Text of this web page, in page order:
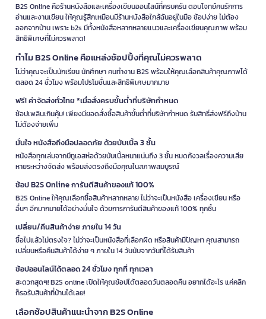
B2S Online คือร้านหนังสือและเครื่องเขียนออนไลน์ที่ครบครัน ตอบโจทย์คนรักการ
อ่านและงานเขียน ให้คุณรู้สึกเหมือนมีร้านหนังสือใกล้ฉันอยู่ในมือ ช้อปง่าย ไม่ต้อง
ออกจากบ้าน เพราะ b2s มีทั้งหนังสือหลากหลายแนวและเครื่องเขียนคุณภาพ พร้อม
สิทธิพิเศษที่ไม่ควรพลาด!
ทำไม B2S Online คือแหล่งช้อปปิ้งที่คุณไม่ควรพลาด
ไม่ว่าคุณจะเป็นนักเรียน นักศึกษา คนทำงาน B2S พร้อมให้คุณเลือกสินค้าคุณภาพได้
ตลอด 24 ชั่วโมง พร้อมโปรโมชั่นและสิทธิพิเศษมากมาย
ฟรี! ค่าจัดส่งทั่วไทย *เมื่อสั่งครบขั้นต่ำที่บริษัทกำหนด
ช้อปเพลินเกินคุ้ม! เพียงมียอดสั่งซื้อสินค้าขั้นต่ำที่บริษัทกำหนด รับสิทธิ์ส่งฟรีถึงบ้าน
ไม่ต้องจ่ายเพิ่ม
มั่นใจ หนังสือถึงมือปลอดภัย ด้วยบับเบิ้ล 3 ชั้น
หนังสือทุกเล่มจากบีทูเอสห่อด้วยบับเบิ้ลหนาแน่นถึง 3 ชั้น หมดกังวลเรื่องความเสีย
หายระหว่างจัดส่ง พร้อมส่งตรงถึงมือคุณในสภาพสมบูรณ์
ช้อป B2S Online การันตีสินค้าของแท้ 100%
B2S Online ให้คุณเลือกซื้อสินค้าหลากหลาย ไม่ว่าจะเป็นหนังสือ เครื่องเขียน หรือ
อื่นๆ อีกมากมายได้อย่างมั่นใจ ด้วยการการันตีสินค้าของแท้ 100% ทุกชิ้น
เปลี่ยน/คืนสินค้าง่าย ภายใน 14 วัน
ซื้อไปแล้วไม่ตรงใจ? ไม่ว่าจะเป็นหนังสือที่เลือกผิด หรือสินค้ามีปัญหา คุณสามารถ
เปลี่ยนหรือคืนสินค้าได้ง่าย ๆ ภายใน 14 วันนับจากวันที่ได้รับสินค้า
ช้อปออนไลน์ได้ตลอด 24 ชั่วโมง ทุกที่ ทุกเวลา
สะดวกสุดๆ! B2S online เปิดให้คุณช้อปได้ตลอดวันตลอดคืน อยากได้อะไร แค่คลิก
ก็รอรับสินค้าที่บ้านได้เลย!
เลือกช้อปสินค้าแนะนำจาก B2S Online